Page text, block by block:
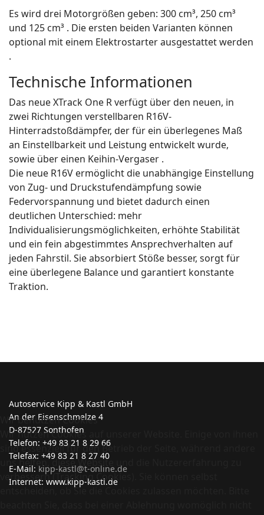
Es wird drei Motorgrößen geben: 300 cm³, 250 cm³
und 125 cm³ . Die ersten beiden Varianten können
optional mit einem Elektrostarter ausgestattet werden
.
Technische Informationen
Das neue XTrack One R verfügt über den neuen, in
zwei Richtungen verstellbaren R16V-
Hinterradstoßdämpfer, der für ein überlegenes Maß
an Einstellbarkeit und Leistung entwickelt wurde,
sowie über einen Keihin-Vergaser .
Die neue R16V ermöglicht die unabhängige Einstellung
von Zug- und Druckstufendämpfung sowie
Federvorspannung und bietet dadurch einen
deutlichen Unterschied: mehr
Individualisierungsmöglichkeiten, erhöhte Stabilität
und ein fein abgestimmtes Ansprechverhalten auf
jeden Fahrstil. Sie absorbiert Stöße besser, sorgt für
eine überlegene Balance und garantiert konstante
Traktion.
Autoservice Kipp & Kastl GmbH
An der Eisenschmelze 4
D-87527 Sonthofen
Telefon: +49 83 21 8 29 66
Telefax: +49 83 21 8 27 40
E-Mail: kipp-kastl@t-online.de
Internet: www.kipp-kastl.de
Wir benutzen Cookies
Wir nutzen Cookies auf unserer Website. Einige von ihnen
sind essenziell für den Betrieb der Seite, während andere
uns helfen, diese Website und die Nutzererfahrung zu
verbessern (Tracking Cookies). Sie können selbst
entscheiden, ob Sie die Cookies zulassen möchten. Bitte